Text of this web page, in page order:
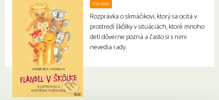
Pre deti
Rozprávka o slimáčikovi, ktorý sa ocitá v
prostredí škôlky v situáciách, ktoré mnoho
detí dôverne pozná a často si s nimi
nevedia rady.